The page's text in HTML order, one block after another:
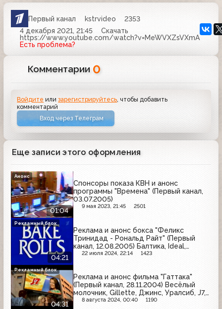
Первый канал kstrvideo
2353
4 декабря 2021, 21:45
Скачать
https://www.youtube.com/watch?v=MeWVXZsVXmA
Есть проблема?
Комментарии 0
Войдите илизарегистрируйтесь, чтобы добавить
комментарий
Вход через Телеграм
Еще записи этого оформления
01:04
Спонсоры показа КВН и анонс
программы "Времена" (Первый канал,
03.07.2005)
9 мая 2023, 21:45 2501
Анонс
04:21
Реклама и анонс бокса "Феликс
Тринидад - Рональд Райт" (Первый
канал, 12.08.2005) Балтика, Ideal,
Доширак, Old Spice, Клинское, Bake
22 июля 2024, 22:14 1423
Рекламный блок
04:31
Реклама и анонс фильма "Гаттака"
(Первый канал, 28.11.2004) Весёлый
молочник, Gillette, Джинс, Уралсиб, J7,
Золотой граммофон, Garnier, Samsung,
8 августа 2024, 00:40 1190
Рекламный блок